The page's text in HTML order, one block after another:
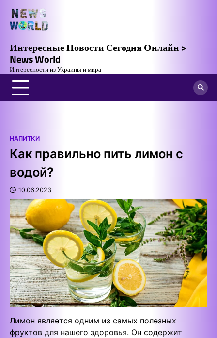
content
Интересные Новости Сегодня Онлайн >
News World
Интересности из Украины и мира
НАПИТКИ
Как правильно пить лимон с
водой?
10.06.2023
Лимон является одним из самых полезных
фруктов для нашего здоровья. Он содержит